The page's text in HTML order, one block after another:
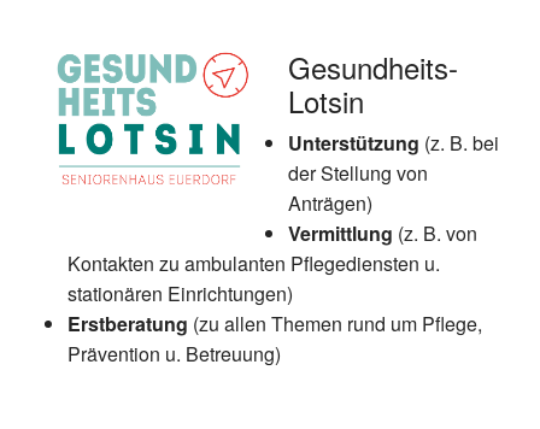
Gesundheits-
Lotsin
Unterstützung (z. B. bei
der Stellung von
Anträgen)
Vermittlung (z. B. von
Kontakten zu ambulanten Pflegediensten u.
stationären Einrichtungen)
Erstberatung (zu allen Themen rund um Pflege,
Prävention u. Betreuung)